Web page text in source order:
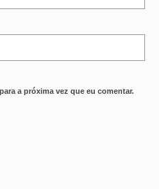
a próxima vez que eu comentar.